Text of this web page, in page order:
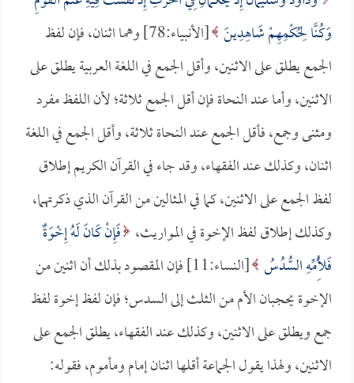
وَكُنَّا لِحُكْمِهِمْ شَاهِدِينَ
[الأنبياء:78] وهما اثنان، فإن لفظ
الجمع يطلق على الاثنين، وأقل الجمع في اللغة العربية يطلق على
الاثنين، وأما عند النحاة فإن أقل الجمع ثلاثة؛ لأن اللفظ مفرد
ومثنى وجمع، فأقل الجمع عند النحاة ثلاثة، وأقل الجمع في اللغة
اثنان، وكذلك عند الفقهاء، وقد جاء في القرآن الكريم إطلاق
لفظ الجمع على الاثنين، كما في المثالين من القرآن الذي ذكرتهما،
وكذلك إطلاق لفظ الإخوة في المواريث، فَإِنْ كَانَ لَهُ إِخْوَةٌ
فَلِأُمِّهِ السُّدُسُ
[النساء:11] فإن المقصود بذلك أن اثنين من
الإخوة يحجبان الأم من الثلث إلى السدس؛ فإن لفظ إخوة لفظ
جمع ويطلق على الاثنين، وكذلك عند الفقهاء، يطلق الجمع على
الاثنين، ولهذا يقول الجماعة أقلها اثنان إمام ومأموم، فقوله: